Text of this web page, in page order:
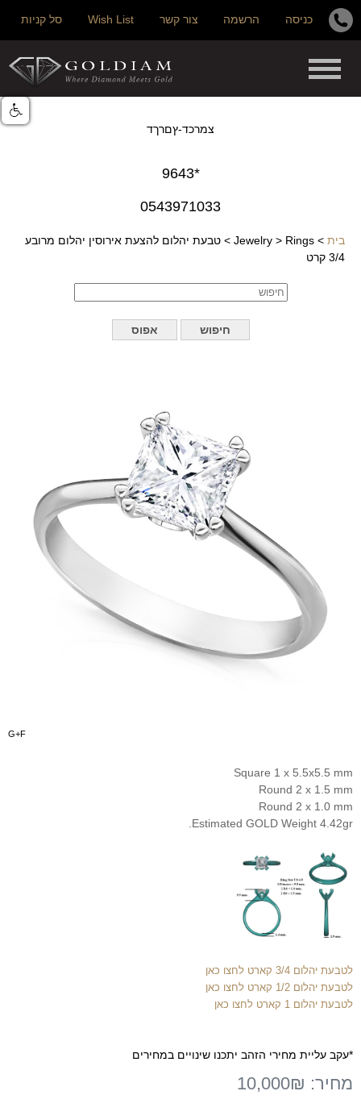
כניסה הרשמה צור קשר Wish List סל קניות
צמרכד-ץםרךד
*9643
0543971033
בית >
Jewelry > Rings
> טבעת יהלום להצעת אירוסין יהלום מרובע
3/4 קרט
G+F
Square 1 x 5.5x5.5 mm
Round 2 x 1.5 mm
Round 2 x 1.0 mm
Estimated GOLD Weight 4.42gr.
לטבעת יהלום 3/4 קארט לחצו כאן
לטבעת יהלום 1/2 קארט לחצו כאן
לטבעת יהלום 1 קארט לחצו כאן
*עקב עליית מחירי הזהב יתכנו שינויים במחירים
מחיר: 10,000₪